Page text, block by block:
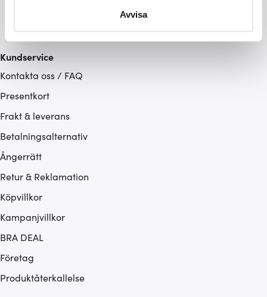
Du kan ändra eller dra tillbaka ditt samtycke när som
Vi använder cookies för att innehållet och annonserna
gör också att vi kan analysera vår trafik och göra
hemsidan ännu bättre. Du bestämmer själv vilka cookies
som du vill dela med dig av.
Avvisa
Kundservice
Kontakta oss / FAQ
Presentkort
Frakt & leverans
Betalningsalternativ
Ångerrätt
Retur & Reklamation
Köpvillkor
Kampanjvillkor
BRA DEAL
Företag
Produktåterkallelse